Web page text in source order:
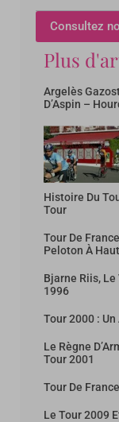
Consultez
Plus
Argelès
D’Aspin –
Histoire Du
Tour
Tour De
Peloton À
Bjarne Riis,
1996
Tour 2000 :
Le Règne
Tour 2001
Tour De
Le Tour 2009